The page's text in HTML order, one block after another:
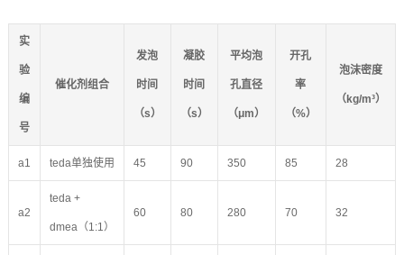
实
验
编
号
催化剂组合
发泡
时间
（s）
凝胶
时间
（s）
平均泡
孔直径
（μm）
开孔
率
（%）
泡沫密度
（kg/m³）
a1 teda单独使用 45 90 350 85 28
a2
teda +
dmea（1:1）
60 80 280 70 32